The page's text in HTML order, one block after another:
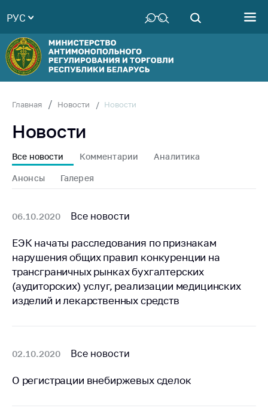
Руководство
Структура
Министерства
Территориальные
Законодательство
Антикоррупционная
деятельность
совет
Соискателям
Награждения
Белорусская
универсальная
товарная биржа
работа
РУС
Главная Новости Новости
Новости
Все новости Комментарии Аналитика
Анонсы Галерея
06.10.2020 Все новости
ЕЭК начаты расследования по признакам
нарушения общих правил конкуренции на
трансграничных рынках бухгалтерских
(аудиторских) услуг, реализации медицинских
изделий и лекарственных средств
02.10.2020 Все новости
О регистрации внебиржевых сделок